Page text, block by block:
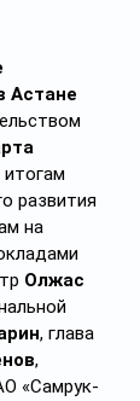
Астане
развития
на
Олжас
, глава
,
«Самрук-